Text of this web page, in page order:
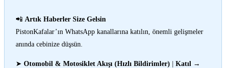
📲 Artık Haberler Size Gelsin
PistonKafalar’ın WhatsApp kanallarına katılın, önemli gelişmeler
anında cebinize düşsün.
➤ Otomobil & Motosiklet Akışı (Hızlı Bildirimler) | Katıl →